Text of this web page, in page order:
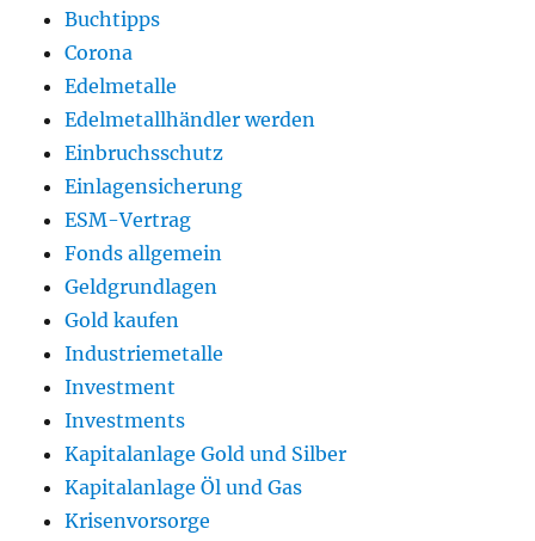
Buchtipps
Corona
Edelmetalle
Edelmetallhändler werden
Einbruchsschutz
Einlagensicherung
ESM-Vertrag
Fonds allgemein
Geldgrundlagen
Gold kaufen
Industriemetalle
Investment
Investments
Kapitalanlage Gold und Silber
Kapitalanlage Öl und Gas
Krisenvorsorge